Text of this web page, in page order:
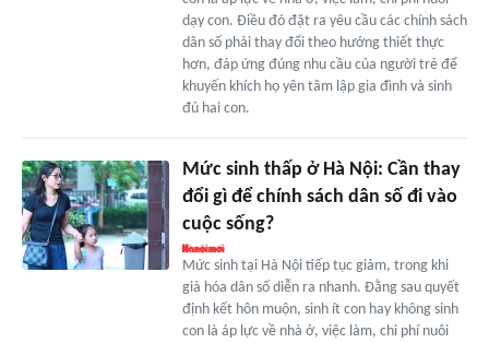
dạy con. Điều đó đặt ra yêu cầu các chính sách
dân số phải thay đổi theo hướng thiết thực
hơn, đáp ứng đúng nhu cầu của người trẻ để
khuyến khích họ yên tâm lập gia đình và sinh
đủ hai con.
Mức sinh thấp ở Hà Nội: Cần thay
đổi gì để chính sách dân số đi vào
cuộc sống?
Mức sinh tại Hà Nội tiếp tục giảm, trong khi
già hóa dân số diễn ra nhanh. Đằng sau quyết
định kết hôn muộn, sinh ít con hay không sinh
con là áp lực về nhà ở, việc làm, chi phí nuôi